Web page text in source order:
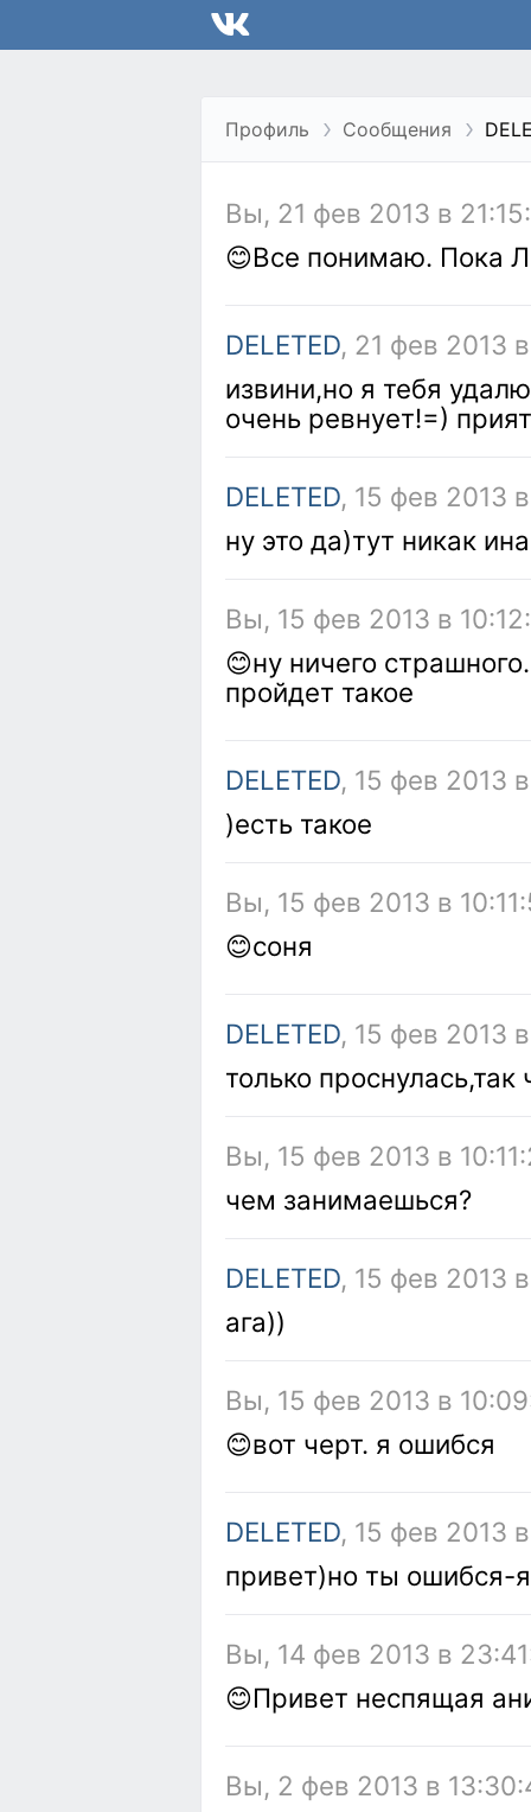
Профиль Сообщения
Вы, 21 фев 2013 в
😊Все понимаю. Пока
DELETED, 21 фев 2013
извини,но я тебя
очень ревнует!=)
DELETED, 15 фев 2013
ну это да)тут никак
Вы, 15 фев 2013 в
😊ну ничего
пройдет такое
DELETED, 15 фев 2013
)есть такое
Вы, 15 фев 2013 в
😊соня
DELETED, 15 фев 2013
только
Вы, 15 фев 2013 в
чем занимаешься?
DELETED, 15 фев 2013
ага))
Вы, 15 фев 2013 в
😊вот черт. я ошибся
DELETED, 15 фев 2013
привет)но ты ошибся-
Вы, 14 фев 2013 в
😊Привет неспящая
Вы, 2 фев 2013 в